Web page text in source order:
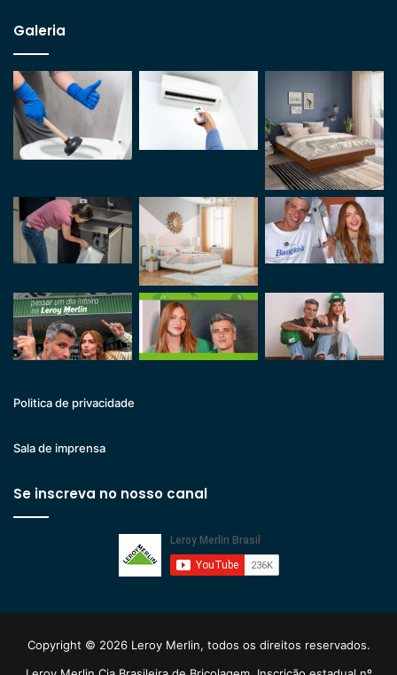
Galeria
Politica de privacidade
Sala de imprensa
Se inscreva no nosso canal
Copyright © 2026 Leroy Merlin, todos os direitos reservados.